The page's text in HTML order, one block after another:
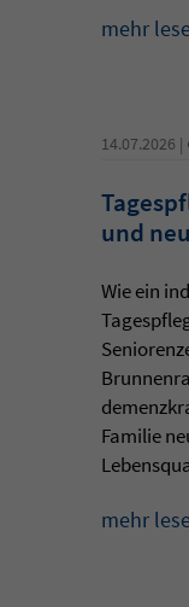
mehr
14.07.2026 |
und
Wie ein
Familie
mehr